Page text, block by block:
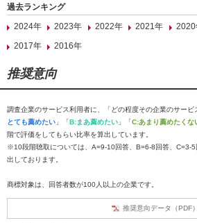
過去ランキング
2024年
2023年 2022年 2021年 2020
2017年
2016年
推奨意向
調査企業のサービス利用者に、「どの程度その企業のサー
とても薦めたい 」「B:まあ薦めたい 」「C:あまり薦めたくな
階で評価をしてもらい比率を算出しています。
※10段階聴取については、A=9-10回答、B=6-8回答、C=3-
出しております。
商標対象は、回答者数が100人以上の企業です。
推奨意向データ（PDF）